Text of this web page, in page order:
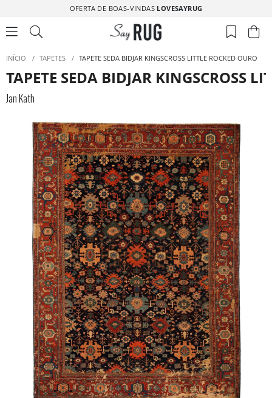
OFERTA DE BOAS-VINDAS LOVESAYRUG
INÍCIO / TAPETES / TAPETE SEDA BIDJAR KINGSCROSS LITTLE ROCKED OURO
TAPETE SEDA BIDJAR KINGSCROSS
Jan Kath